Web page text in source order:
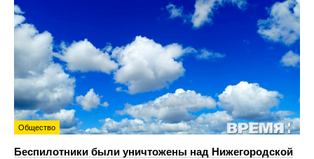
Общество
Беспилотники были уничтожены над Нижегородской